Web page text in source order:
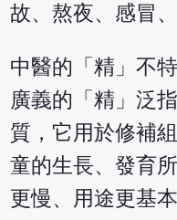
故、熬夜、感冒
中醫的「精」不
廣義的「精」泛
質，它用於修補
童的生長、發育
更慢、用途更基